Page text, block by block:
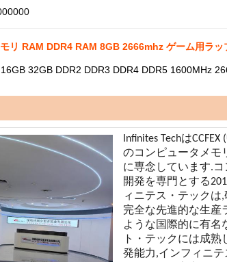
リ RAM DDR4 RAM 8GB 2666mhz ゲーム用ラッ
32GB DDR2 DDR3 DDR4 DDR5 1600MHz
Infinites Techは
のコンピュータメモ
に専念しています.
開発を専門とする
ィニテス・テックは
完全な先進的な生産
ような国際的に有名
ト・テックには成
発能力,インフィニ